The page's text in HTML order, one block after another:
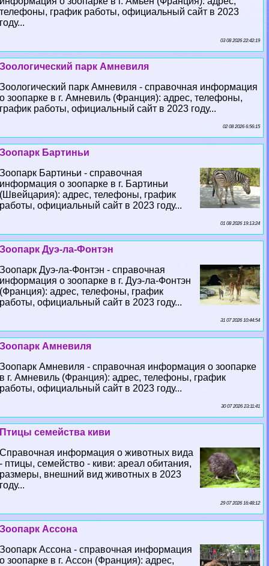
телефоны, график работы, официальный сайт в 2023
году...
03 08 2026 22:42:19
Зоологический парк Амневиля
Зоологический парк Амневиля - справочная информация
о зоопарке в г. Амневиль (Франция): адрес, телефоны,
график работы, официальный сайт в 2023 году...
02 08 2026 6:56:15
Зоопарк Бартиньи
Зоопарк Бартиньи - справочная
информация о зоопарке в г. Бартиньи
(Швейцария): адрес, телефоны, график
работы, официальный сайт в 2023 году...
01 08 2026 19:13:24
Зоопарк Дуэ-ла-Фонтэн
Зоопарк Дуэ-ла-Фонтэн - справочная
информация о зоопарке в г. Дуэ-ла-Фонтэн
(Франция): адрес, телефоны, график
работы, официальный сайт в 2023 году...
31 07 2026 10:44:54
Зоопарк Амневиля
Зоопарк Амневиля - справочная информация о зоопарке
в г. Амневиль (Франция): адрес, телефоны, график
работы, официальный сайт в 2023 году...
30 07 2026 23:11:41
Птицы семейства киви
Справочная информация о животных вида
- птицы, семейство - киви: ареал обитания,
размеры, внешний вид животных в 2023
году...
29 07 2026 16:48:12
Зоопарк Ассона
Зоопарк Ассона - справочная информация
о зоопарке в г. Ассон (Франция): адрес,